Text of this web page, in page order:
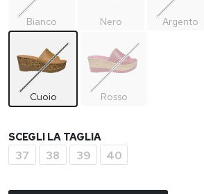
Bianco Nero Argento
Cuoio Rosso
SCEGLI LA TAGLIA
37 38 39 40